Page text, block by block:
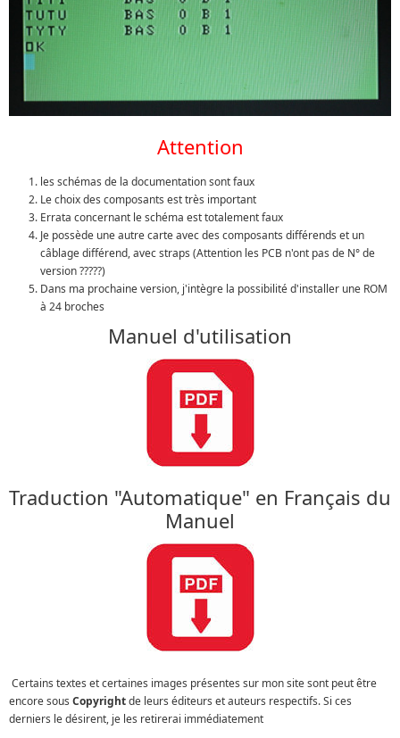
Attention
les schémas de la documentation sont faux
Le choix des composants est très important
Errata concernant le schéma est totalement faux
Je possède une autre carte avec des composants différends et un
câblage différend, avec straps (Attention les PCB n'ont pas de N° de
version ?????)
Dans ma prochaine version, j'intègre la possibilité d'installer une ROM
à 24 broches
Manuel d'utilisation
Traduction "Automatique" en Français du
Manuel
Certains textes et certaines images présentes sur mon site sont peut être
encore sous Copyrightde leurs éditeurs et auteurs respectifs. Si ces
derniers le désirent, je les retirerai immédiatement